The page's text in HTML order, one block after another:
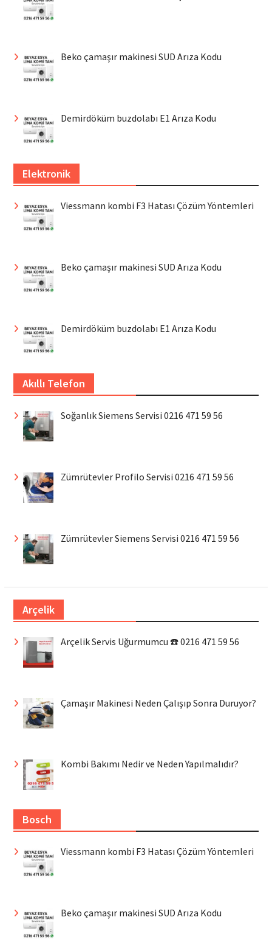
Beko çamaşır makinesi SUD Arıza Kodu
Demirdöküm buzdolabı E1 Arıza Kodu
Elektronik
Viessmann kombi F3 Hatası Çözüm Yöntemleri
Beko çamaşır makinesi SUD Arıza Kodu
Demirdöküm buzdolabı E1 Arıza Kodu
Akıllı Telefon
Soğanlık Siemens Servisi 0216 471 59 56
Zümrütevler Profilo Servisi 0216 471 59 56
Zümrütevler Siemens Servisi 0216 471 59 56
Arçelik
Arçelik Servis Uğurmumcu ☎️ 0216 471 59 56
Çamaşır Makinesi Neden Çalışıp Sonra Duruyor?
Kombi Bakımı Nedir ve Neden Yapılmalıdır?
Bosch
Viessmann kombi F3 Hatası Çözüm Yöntemleri
Beko çamaşır makinesi SUD Arıza Kodu